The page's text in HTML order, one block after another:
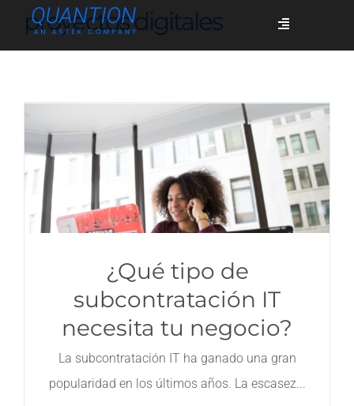
Toggle
Quiénes somos
Casos de éxito
Contacto
proyectos digitales
¿Qué tipo de
subcontratación IT
necesita tu negocio?
La subcontratación IT ha ganado una gran
popularidad en los últimos años. La escasez